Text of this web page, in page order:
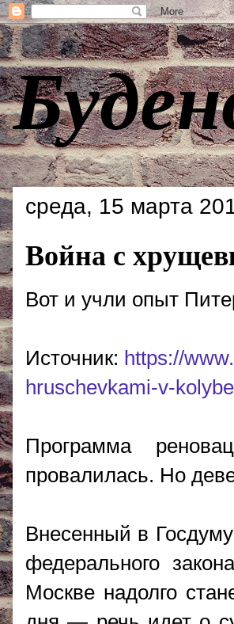
среда, 15 марта
Война с
Вот и учли опыт
Источник: https://
hruschevkami-v-
Программа
провалилась. Но
Внесенный в
федерального
Москве надолго